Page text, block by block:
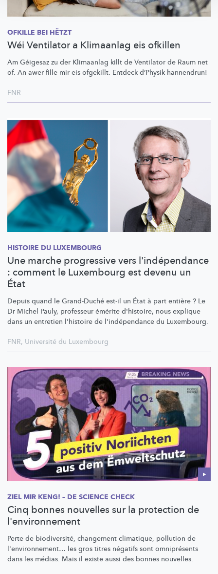
OFKILLE BEI HËTZT
Wéi Ventilator a Klimaanlag eis ofkillen
Am Géigesaz zu der Klimaanlag killt de Ventilator de Raum net
of. An awer fille mir eis ofgekillt. Entdeck d’Physik hannendrun!
FNR
HISTOIRE DU LUXEMBOURG
Une marche progressive vers l'indépendance
: comment le Luxembourg est devenu un
État
Depuis quand le Grand-Duché est-il un État à part entière ? Le
Dr Michel Pauly, professeur émérite d'histoire, nous explique
dans un entretien l'histoire de l'indépendance du Luxembourg.
FNR, Université du Luxembourg
ZIEL MIR KENG! – DE SCIENCE CHECK
Cinq bonnes nouvelles sur la protection de
l'environnement
Perte de biodiversité, changement climatique, pollution de
l'environnement… les gros titres négatifs sont omniprésents
dans les médias. Mais il existe aussi des bonnes nouvelles.